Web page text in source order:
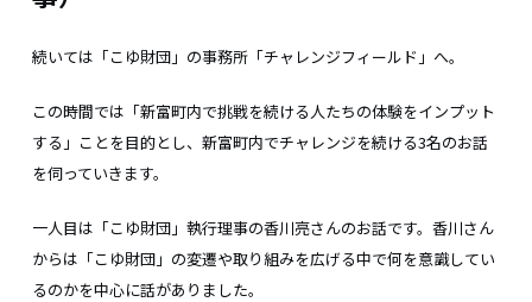
続いては「こゆ財団」の事務所「チャレンジフィールド」へ。
この時間では「新富町内で挑戦を続ける人たちの体験をインプット
する」ことを目的とし、新富町内でチャレンジを続ける3名のお話
を伺っていきます。
一人目は「こゆ財団」執行理事の香川亮さんのお話です。香川さん
からは「こゆ財団」の変遷や取り組みを広げる中で何を意識してい
るのかを中心に話がありました。